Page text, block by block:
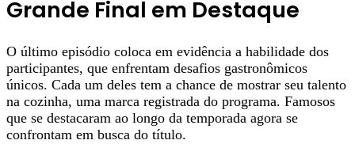
Grande Final em Destaque
O último episódio coloca em evidência a habilidade dos
participantes, que enfrentam desafios gastronômicos
únicos. Cada um deles tem a chance de mostrar seu talento
na cozinha, uma marca registrada do programa. Famosos
que se destacaram ao longo da temporada agora se
confrontam em busca do título.